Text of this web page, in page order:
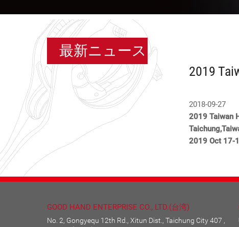
最新ニュース
2019
2018-09-27
2019 Taiwan
2019 Oct 17-
GOOD HAND ENTERPRISE CO., LTD.(台湾)
No. 2, Gongyequ 12th Rd., Xitun Dist., Taichung City 407 ,